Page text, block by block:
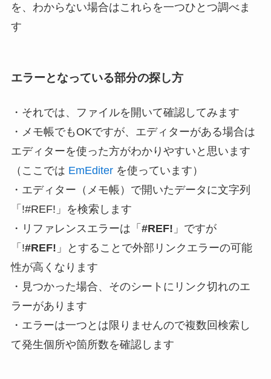
を、わからない場合はこれらを一つひとつ調べま
す
エラーとなっている部分の探し方
・それでは、ファイルを開いて確認してみます
・メモ帳でもOKですが、エディターがある場合は
エディターを使った方がわかりやすいと思います
（ここでは EmEditerを使っています）
・ エディター（メモ帳）で開いたデータに文字列
「 !#REF! 」を検索します
・リファレンスエラーは「 #REF! 」ですが
「 !#REF! 」
とすることで外部リンクエラーの可能
性が高くなります
・見つかった場合、そのシートにリンク切れのエ
ラーがあります
・エラーは一つとは限りませんので複数回検索し
て発生個所や箇所数を確認します